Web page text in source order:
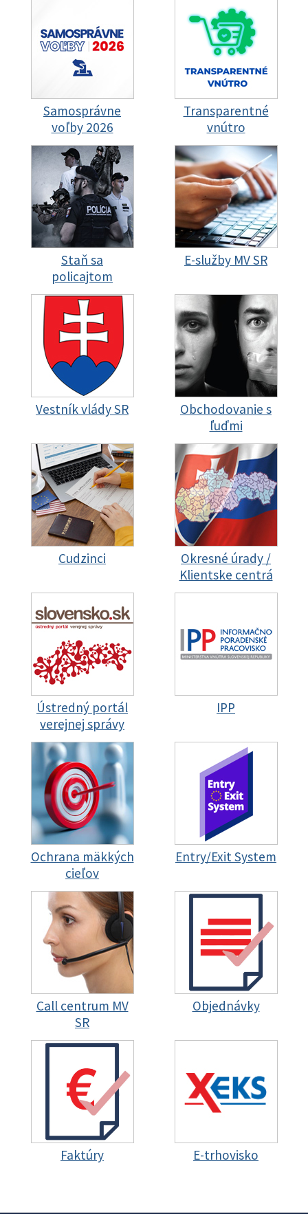
Samosprávne
voľby 2026
Transparentné
vnútro
Staň sa
policajtom
E-služby MV SR
Vestník vlády SR
Obchodovanie s
ľuďmi
Cudzinci
Okresné úrady /
Klientske centrá
Ústredný portál
verejnej správy
IPP
Ochrana mäkkých
cieľov
Entry/Exit System
Call centrum MV
SR
Objednávky
Faktúry E-trhovisko